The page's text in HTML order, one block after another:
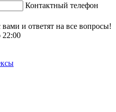
Контактный телефон
и ответят на все вопросы!
22:00